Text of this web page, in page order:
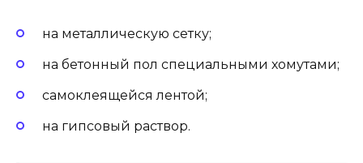
на металлическую сетку;
на бетонный пол специальными хомутами;
самоклеящейся лентой;
на гипсовый раствор.